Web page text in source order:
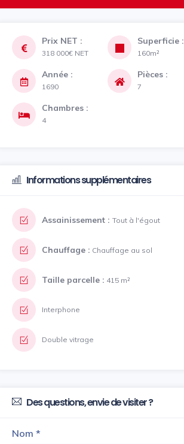
Prix NET :
318 000€ NET
Superficie :
160m²
Année :
1690
Pièces :
7
Chambres :
4
Informations supplémentaires
Assainissement : Tout à l'égout
Chauffage : Chauffage au sol
Taille parcelle : 415 m²
Interphone
Double vitrage
Des questions, envie de visiter ?
Nom *